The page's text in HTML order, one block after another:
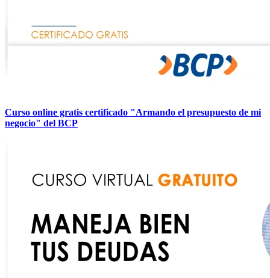
Curso online gratis certificado "Armando el presupuesto de mi
negocio" del BCP